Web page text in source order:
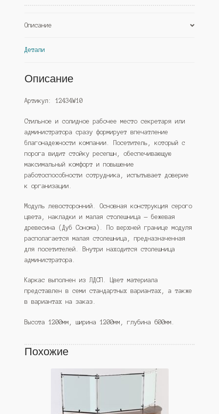
Черный
Описание
Детали
Описание
Артикул: 12434W10
Стильное и солидное рабочее место секретаря или
администратора сразу формирует впечатление
благонадежности компании. Посетитель, который с
порога видит стойку ресепшн, обеспечивающую
максимальный комфорт и повышение
работоспособности сотрудника, испытывает доверие
к организации.
Модуль левосторонний. Основная конструкция серого
цвета, накладки и малая столешница — бежевая
древесина (Дуб Сонома). По верхней границе модуля
располагается малая столешница, предназначенная
для посетителей. Внутри находится столешница
администратора.
Каркас выполнен из ЛДСП. Цвет материала
представлен в семи стандартных вариантах, а также
в вариантах на заказ.
Высота 1200мм, ширина 1200мм, глубина 600мм.
Похожие